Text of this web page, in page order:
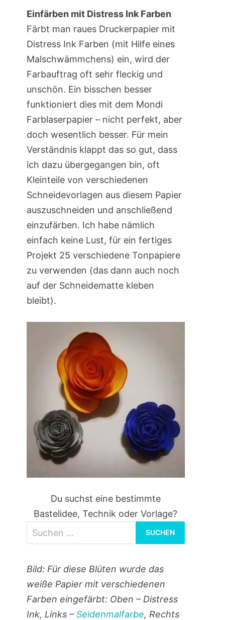
Einfärben mit Distress Ink Farben
Färbt man raues Druckerpapier mit
Distress Ink Farben (mit Hilfe eines
Malschwämmchens) ein, wird der
Farbauftrag oft sehr fleckig und
unschön. Ein bisschen besser
funktioniert dies mit dem Mondi
Farblaserpapier – nicht perfekt, aber
doch wesentlich besser. Für mein
Verständnis klappt das so gut, dass
ich dazu übergegangen bin, oft
Kleinteile von verschiedenen
Schneidevorlagen aus diesem Papier
auszuschneiden und anschließend
einzufärben. Ich habe nämlich
einfach keine Lust, für ein fertiges
Projekt 25 verschiedene Tonpapiere
zu verwenden (das dann auch noch
auf der Schneidematte kleben
bleibt).
Du suchst eine bestimmte
Bastelidee, Technik oder Vorlage?
nach:
Bild: Für diese Blüten wurde das
weiße Papier mit verschiedenen
Farben eingefärbt: Oben – Distress
Ink, Links –Seidenmalfarbe, Rechts